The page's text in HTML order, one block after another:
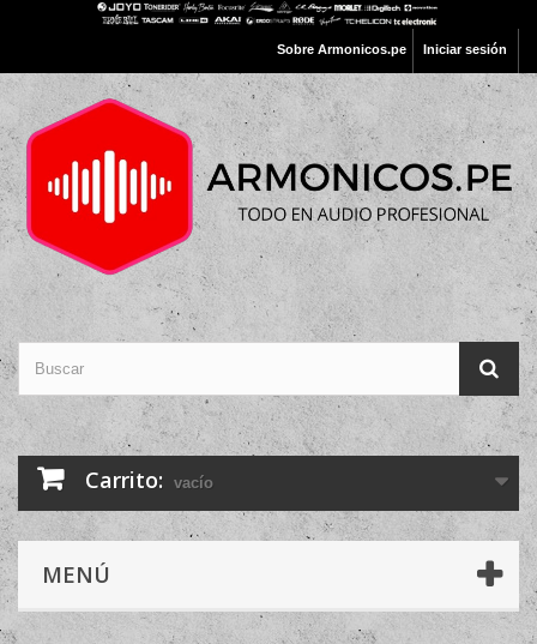
Iniciar sesión
Sobre Armonicos.pe
Carrito: vacío
MENÚ